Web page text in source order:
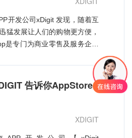
工具导量，用工具生活类应用
导量也只有这类东东可以帮一
猎豹IPO了。 四、越狱类工具
是比较大的，虽然大水果不断
，很多时候也不比正版差。
是被打击的对像，但百足之
利用各种积分墙来进行推广。
广，社区论坛的广告位推广，
开发公司xDigit 发现，随着互
猛发展让人们的购物更方便，
是专门为商业零售及服务企业
动，有效提升销售业绩。简而
通过网络推广把线上的消费者
，购买线下的商品和服务，再
、UI设计细节。 购物商场APP
告诉你AppStore
XDIGIT